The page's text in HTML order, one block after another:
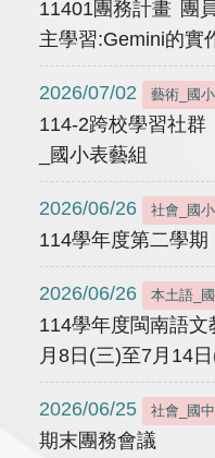
11401團務計畫 團
主學習:Gemini的實
2026/07/02 藝術_國小
114-2跨校學習社群
_國小表藝組
2026/06/26 社會_國小
114學年度第二學
2026/06/26 本土語_
114學年度閩南語
月8日(三)至7月14
2026/06/25 社會_國中
期末團務會議